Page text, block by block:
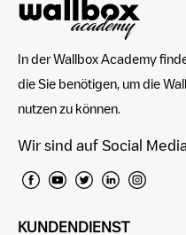
In der Wallbox Academy
die Sie benötigen, um die
nutzen zu können.
Wir sind auf Social
KUNDENDIENST